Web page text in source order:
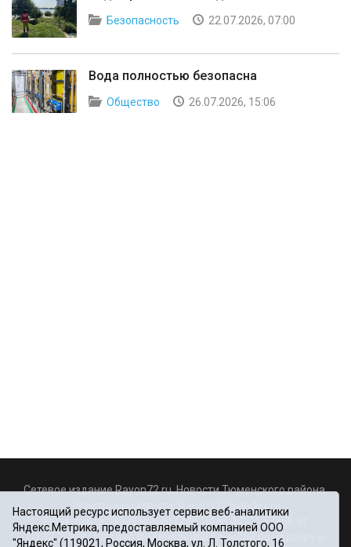
Безопасность 22.07.2026, 07:00
Вода полностью безопасна
Общество 26.07.2026, 15:06
Сетевое издание Rayon72.ru. Новости Тюменского района.
Rayon72@yandex.ru
Регистрационный номер СМИ Эл № ФС77-67956 от
06.12.2016г., выдано Федеральной службой по надзору в
Настоящий ресурс использует сервис веб-аналитики
Яндекс.Метрика, предоставляемый компанией ООО
"Яндекс" (119021, Россия, Москва, ул. Л. Толстого, 16